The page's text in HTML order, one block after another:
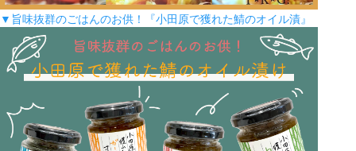
▼旨味抜群のごはんのお供！『小田原で獲れた鯖のオイル漬』